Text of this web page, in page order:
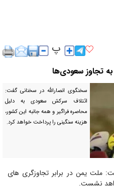
تجاوز سعودی‌ها
سخنگوی انصارالله در سخنانی گفت:
ائتلاف سرکش سعودی به دلیل
محاصره فراگیر و همه جانبه این کشور،
هزینه سنگینی را پرداخت خواهد کرد.
ملت یمن در برابر تجاوزگری های
نشست.